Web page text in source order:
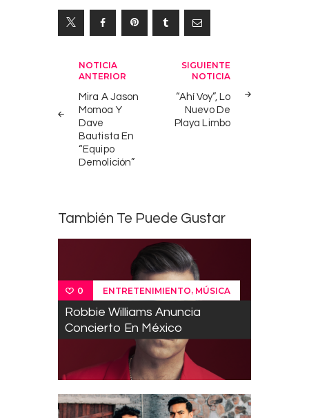
Navegación
entradas
NOTICIA
ANTERIOR
Mira A Jason
Momoa Y
Dave
Bautista En
“Equipo
Demolición”
SIGUIENTE
NOTICIA
“Ahí Voy”, Lo
Nuevo De
Playa Limbo
También Te Puede Gustar
0 ENTRETENIMIENTO, MÚSICA
Robbie Williams Anuncia
Concierto En México